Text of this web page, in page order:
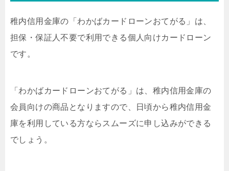
稚内信用金庫の「わかばカードローンおてがる」は、
担保・保証人不要で利用できる個人向けカードローン
です。
「わかばカードローンおてがる」は、稚内信用金庫の
会員向けの商品となりますので、日頃から稚内信用金
庫を利用している方ならスムーズに申し込みができる
でしょう。